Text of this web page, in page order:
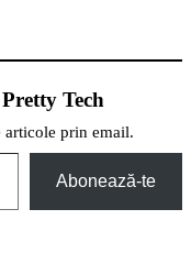
Tech
articole prin email.
Abonează-te